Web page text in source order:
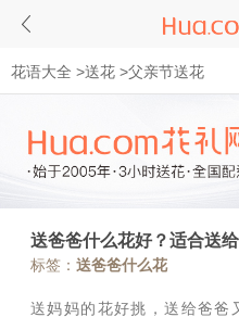
花语大全 >送花 >父亲节送花
送爸爸什么花好？适合送
标签： 送爸爸什么花
送妈妈的花好挑，送给爸爸